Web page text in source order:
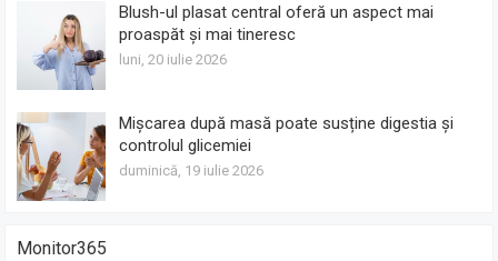
Blush-ul plasat central oferă un aspect mai
proaspăt și mai tineresc
luni, 20 iulie 2026
Mișcarea după masă poate susține digestia și
controlul glicemiei
duminică, 19 iulie 2026
Monitor365